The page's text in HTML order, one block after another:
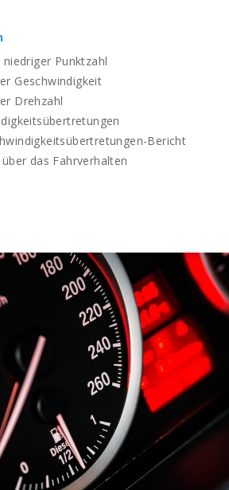
Punktzahl
Geschwindigkeit
Drehzahl
Bericht
das Fahrverhalten